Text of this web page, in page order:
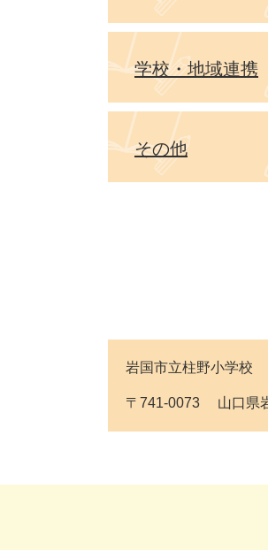
学校・地域連携
その他
岩国市立柱野小学校
〒741-0073 山口県